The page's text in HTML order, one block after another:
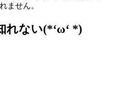
ません。
れない(*‘ω‘ *)